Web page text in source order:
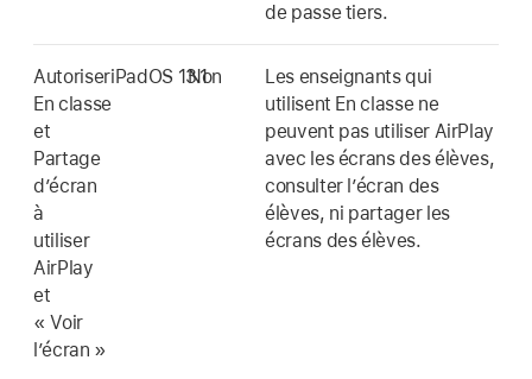
de passe tiers.
Autoriser
En classe
et
Partage
d’écran
à
utiliser
AirPlay
et
« Voir
l’écran »
iPadOS 13.1
Non
Les enseignants qui
utilisent En classe ne
peuvent pas utiliser AirPlay
avec les écrans des élèves,
consulter l’écran des
élèves, ni partager les
écrans des élèves.